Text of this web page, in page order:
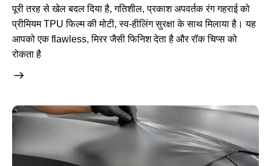
पूरी तरह से खेल बदल दिया है, गतिशील, प्रकाश अपवर्तक रंग गहराई को
प्रीमियम TPU फिल्म की मोटी, स्व-हीलिंग सुरक्षा के साथ मिलाया है। यह
आपको एक flawless, मिरर जैसी फिनिश देता है और रॉक चिप्स को
रोकता है